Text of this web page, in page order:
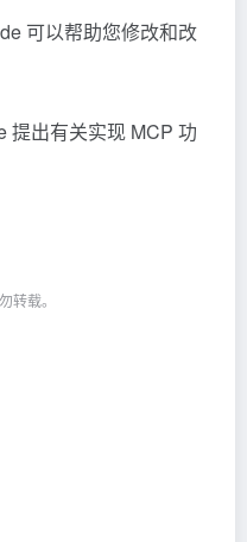
可以帮助您修改和改
提出有关实现 MCP 功
转载。